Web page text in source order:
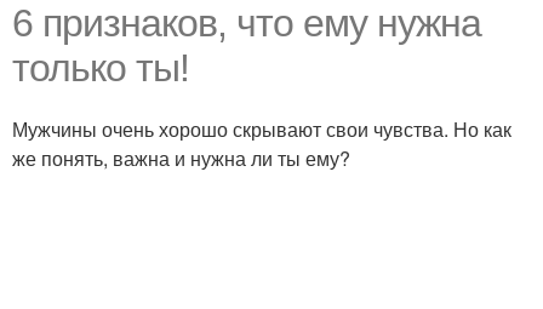
6 признаков, что ему нужна
только ты!
Мужчины очень хорошо скрывают свои чувства. Но как
же понять, важна и нужна ли ты ему?